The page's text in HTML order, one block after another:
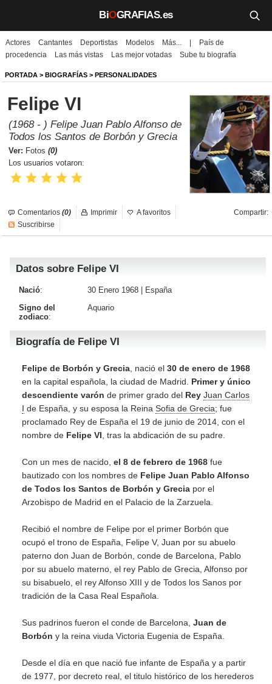
BiOGRAFIAS.es
Biografías
Películas
TV
Música
Un día como hoy
Videos
Galerías
Noticias
Iniciar sesión
Actores Cantantes Deportistas Modelos Más...
País de
procedencia
Las más vistas Las mejor votadas Sube tu biografía
PORTADA > BIOGRAFÍAS > PERSONALIDADES
Felipe VI
(1968 - ) Felipe Juan Pablo Alfonso de
Todos los Santos de Borbón y Grecia
Ver: Fotos (0)
Los usuarios votaron:
Comentarios (0) Compartir:
Imprimir
A favoritos
Suscribirse
Datos sobre Felipe VI
Nació: 30 Enero 1968 |
España
Signo del
zodiaco:
Aquario
Biografía de Felipe VI
Felipe de Borbón y Grecia , nació el 30 de enero de 1968
en la capital española, la ciudad de Madrid. Primer y único
descendiente varón de primer grado del Rey Juan Carlos
I de España, y su esposa la Reina Sofia de Grecia; fue
proclamado Rey de España el 19 de junio de 2014, con el
nombre de Felipe VI , tras la abdicación de su padre.
Con un mes de nacido, el 8 de febrero de 1968 fue
bautizado con los nombres de Felipe Juan Pablo Alfonso
de Todos los Santos de Borbón y Grecia por el
Arzobispo de Madrid en el Palacio de la Zarzuela.
Recibió el nombre de Felipe por el primer Borbón que
ocupó el trono de España, Felipe V, Juan por su abuelo
paterno don Juan de Borbón, conde de Barcelona, Pablo
por su abuelo materno, el rey Pablo de Grecia, Alfonso por
su bisabuelo, el rey Alfonso XIII y de Todos los Sanos por
tradición de la Casa Real Española.
Sus padrinos fueron el conde de Barcelona, Juan de
Borbón y la reina viuda Victoria Eugenia de España.
Desde el día en que nació fue infante de España y a partir
de 1977, por decreto real, el titulo histórico de los herederos